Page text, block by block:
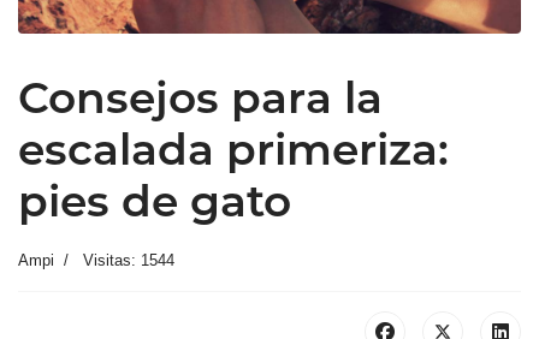
Consejos para la
escalada primeriza:
pies de gato
Ampi Visitas: 1544